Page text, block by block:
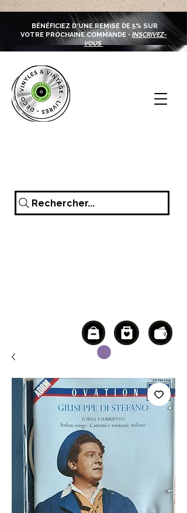
BÉNÉFICIEZ D'UNE REMISE DE 5% SUR
VOTRE PROCHAINE COMMANDE • INSCRIVEZ-
VOUS
Rechercher...